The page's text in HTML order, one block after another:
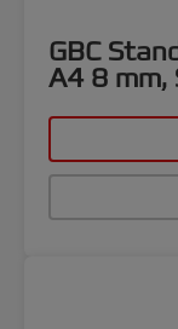
GBC
A4 8 mm,